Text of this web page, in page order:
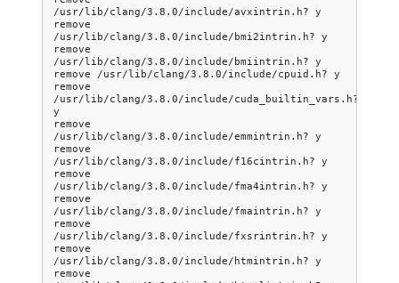
/usr/lib/clang/3.8.0/include/avxintrin.h? y
remove
/usr/lib/clang/3.8.0/include/bmi2intrin.h? y
remove
/usr/lib/clang/3.8.0/include/bmiintrin.h? y
remove
/usr/lib/clang/3.8.0/include/cpuid.h? y
remove
/usr/lib/clang/3.8.0/include/cuda_builtin_vars.h?
y
remove
/usr/lib/clang/3.8.0/include/emmintrin.h? y
remove
/usr/lib/clang/3.8.0/include/f16cintrin.h? y
remove
/usr/lib/clang/3.8.0/include/fma4intrin.h? y
remove
/usr/lib/clang/3.8.0/include/fmaintrin.h? y
remove
/usr/lib/clang/3.8.0/include/fxsrintrin.h? y
remove
/usr/lib/clang/3.8.0/include/htmintrin.h? y
remove